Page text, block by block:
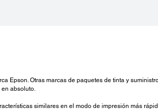
Epson. Otras marcas de paquetes de tinta y
absoluto.
similares en el modo de impresión más